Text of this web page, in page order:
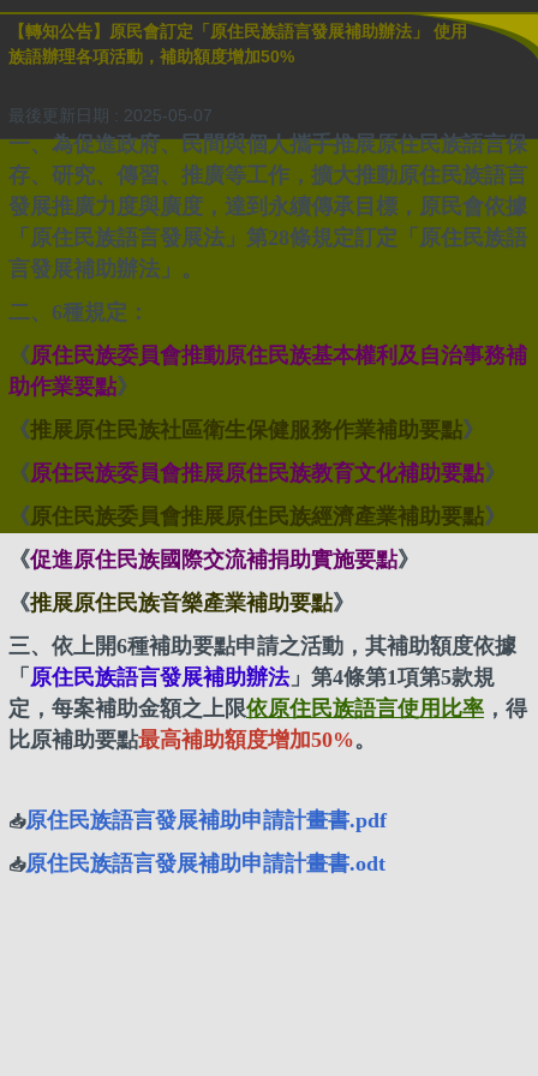
【轉知公告】原民會訂定「原住民族語言發展補助辦法」 使用
族語辦理各項活動，補助額度增加50%
最後更新日期 : 2025-05-07
一、為促進政府、民間與個人攜手推展原住民族語言保
存、研究、傳習、推廣等工作，擴大推動原住民族語言
發展推廣力度與廣度，達到永續傳承目標，原民會依據
「原住民族語言發展法」第28條規定訂定 「原住民族語
言發展補助辦法」 。
二、6種規定：
《原住民族委員會推動原住民族基本權利及自治事務補
助作業要點》
《推展原住民族社區衛生保健服務作業補助要點》
《原住民族委員會推展原住民族教育文化補助要點》
《原住民族委員會推展原住民族經濟產業補助要點》
《促進原住民族國際交流補捐助實施要點》
《推展原住民族音樂產業補助要點》
三、依上開6種補助要點申請之活動，其補助額度依據
「 原住民族語言發展補助辦法」 第4條第1項第5款規
定，每案補助金額之上限依原住民族語言使用比率 ，得
比原補助要點最高補助額度增加50%。
📥️原住民族語言發展補助申請計畫書.pdf
📥️原住民族語言發展補助申請計畫書.odt